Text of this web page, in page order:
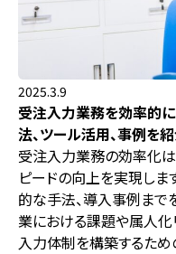
2025.3.9
受注入力業務を効率的
法、ツール活用、事例を
受注入力業務の効率化は
ピードの向上を実現しま
的な手法、導入事例まで
業における課題や属人化
入力体制を構築するため